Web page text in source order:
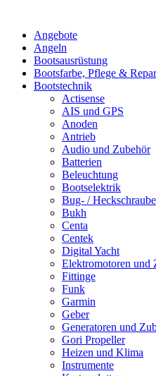
Angebote
Angeln
Bootsausrüstung
Bootsfarbe, Pflege &
Bootstechnik
Actisense
AIS und GPS
Anoden
Antrieb
Audio und Zubehör
Batterien
Beleuchtung
Bootselektrik
Bug- /
Bukh
Centa
Centek
Digital Yacht
Elektromotoren und
Fittinge
Funk
Garmin
Geber
Generatoren und
Gori Propeller
Heizen und Klima
Instrumente